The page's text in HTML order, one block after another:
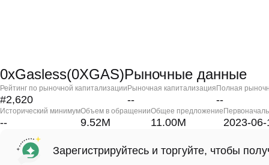
0xGasless(0XGAS)Рыночные данные
Рейтинг по рыночной капитализации
#2,620
Рыночная капитализация
--
Полная
--
Исторический минимум
--
Объем в обращении
9.52M
Общее предложение
11.00M 2023-06-
Зарегистрируйтесь и торгуйте, чтобы